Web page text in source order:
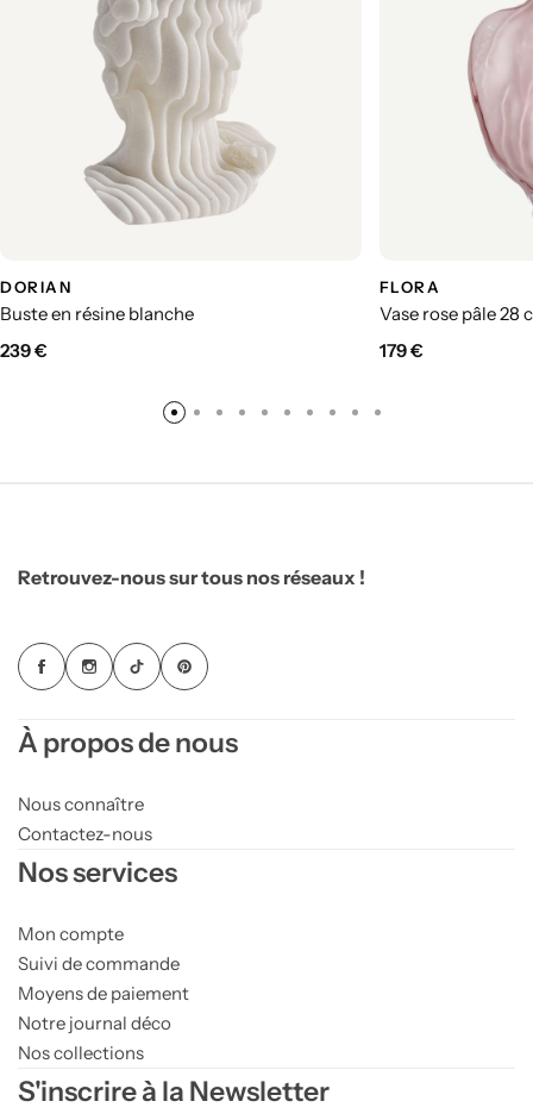
DORIAN
Buste en résine blanche
239€
FLORA
Vase rose pâle 28
179€
Retrouvez-nous sur tous nos réseaux !
À propos de nous
Nous connaître
Contactez-nous
Nos services
Mon compte
Suivi de commande
Moyens de paiement
Notre journal déco
Nos collections
S'inscrire à la Newsletter